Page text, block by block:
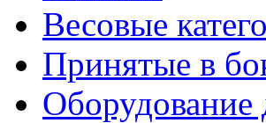
Весовые
Принятые в
Оборудование